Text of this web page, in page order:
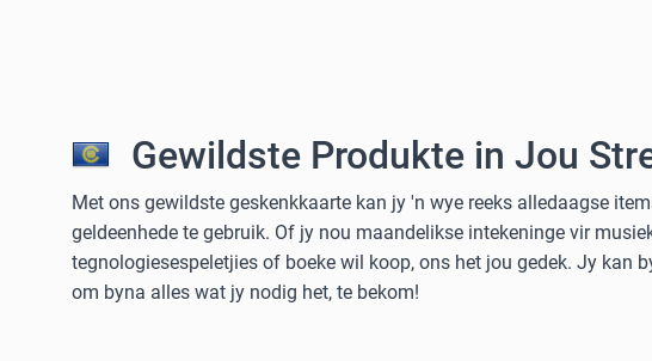
Gewildste Produkte in Jou
Met ons gewildste geskenkkaarte kan jy 'n wye reeks alledaagse
geldeenhede te gebruik. Of jy nou maandelikse intekeninge vir
tegnologiesespeletjies of boeke wil koop, ons het jou gedek. Jy kan
om byna alles wat jy nodig het, te bekom!